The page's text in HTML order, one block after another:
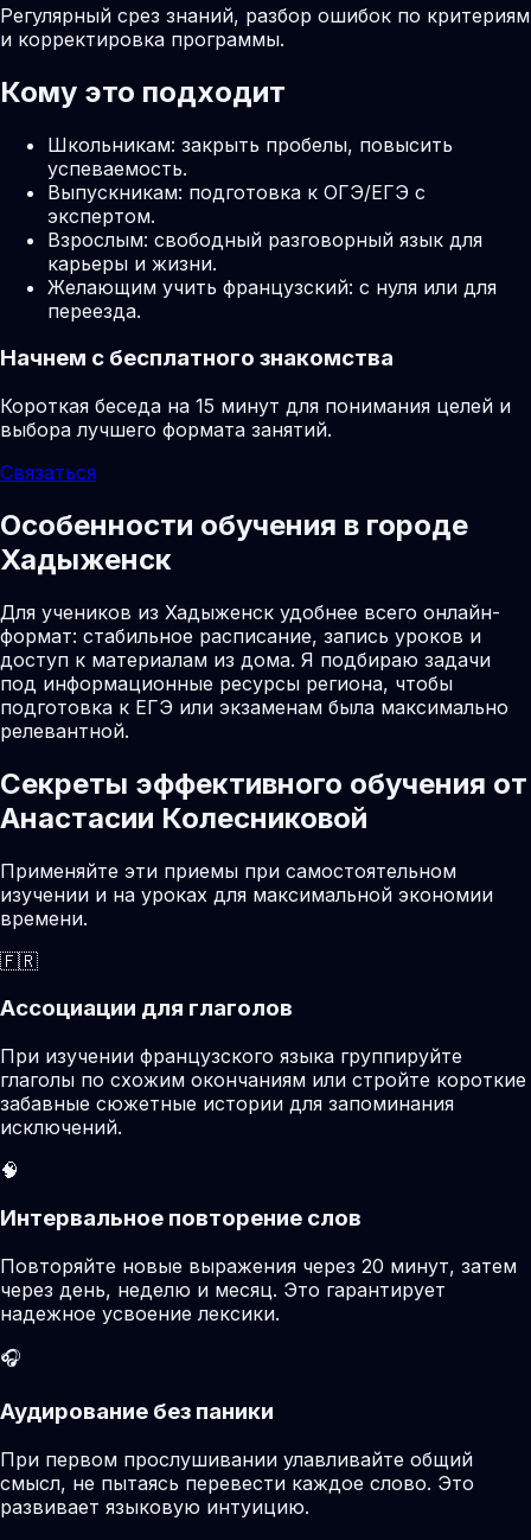
Регулярный срез знаний, разбор ошибок по критериям
и корректировка программы.
Кому это подходит
Школьникам: закрыть пробелы, повысить
успеваемость.
Выпускникам: подготовка к ОГЭ/ЕГЭ с
экспертом.
Взрослым: свободный разговорный язык для
карьеры и жизни.
Желающим учить французский: с нуля или для
переезда.
Начнем с бесплатного знакомства
Короткая беседа на 15 минут для понимания целей и
выбора лучшего формата занятий.
Связаться
Особенности обучения в городе
Хадыженск
Для учеников из Хадыженск удобнее всего онлайн-
формат: стабильное расписание, запись уроков и
доступ к материалам из дома. Я подбираю задачи
под информационные ресурсы региона, чтобы
подготовка к ЕГЭ или экзаменам была максимально
релевантной.
Секреты эффективного обучения от
Анастасии Колесниковой
Применяйте эти приемы при самостоятельном
изучении и на уроках для максимальной экономии
времени.
🇫🇷
Ассоциации для глаголов
При изучении французского языка группируйте
глаголы по схожим окончаниям или стройте короткие
забавные сюжетные истории для запоминания
исключений.
🧠
Интервальное повторение слов
Повторяйте новые выражения через 20 минут, затем
через день, неделю и месяц. Это гарантирует
надежное усвоение лексики.
🎧
Аудирование без паники
При первом прослушивании улавливайте общий
смысл, не пытаясь перевести каждое слово. Это
развивает языковую интуицию.